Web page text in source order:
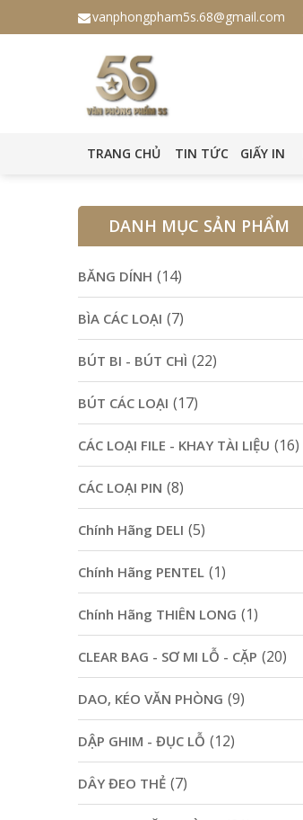
vanphongpham5s.68@gmail.com
TRANG CHỦ TIN TỨC GIẤY IN
DANH MỤC SẢN PHẨM
BĂNG DÍNH (14)
BÌA CÁC LOẠI (7)
BÚT BI - BÚT CHÌ (22)
BÚT CÁC LOẠI (17)
CÁC LOẠI FILE - KHAY TÀI LIỆU (16)
CÁC LOẠI PIN (8)
Chính Hãng DELI (5)
Chính Hãng PENTEL (1)
Chính Hãng THIÊN LONG (1)
CLEAR BAG - SƠ MI LỖ - CẶP (20)
DAO, KÉO VĂN PHÒNG (9)
DẬP GHIM - ĐỤC LỖ (12)
DÂY ĐEO THẺ (7)